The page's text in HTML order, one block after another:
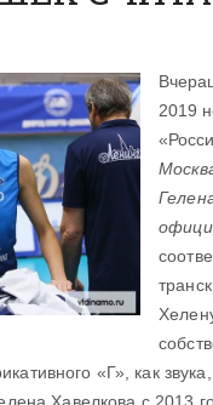
2019
«Г», как